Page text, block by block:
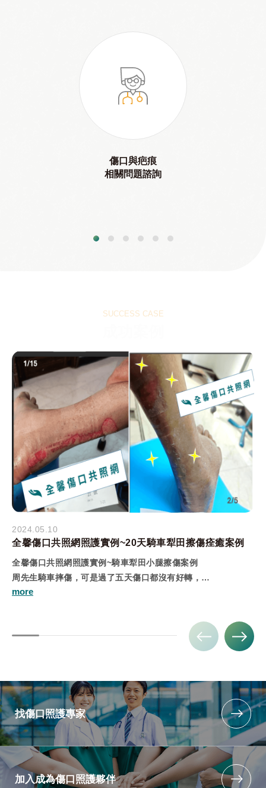
傷口與疤痕
相關問題諮詢
2024.05.10
全馨傷口共照網照護實例~20天騎車犁田擦傷痊癒案例
全馨傷口共照網照護實例~騎車犁田小腿擦傷案例
周先生騎車摔傷，可是過了五天傷口都沒有好轉，
故尋求全馨傷口共照網門診求治，護理師先將傷口清洗乾淨後配
找傷口照護專家
加入成為傷口照護夥伴